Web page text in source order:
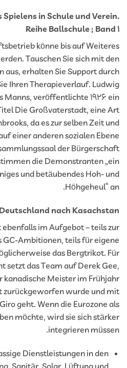
des Spielens in Schule und
Reihe Ballschule ;
könne bis auf
werden. Tauschen Sie sich mit
aus, erhalten Sie Support
Sie Ihren Therapieverlauf.
Manns, veröffentlichte 1926
Titel Die Großvaterstadt, eine
da es zur selben Zeit
auf einer anderen sozialen
Versammlungssaal der
stimmen die Demonstranten
und betäubendes Hoh-
Höhgeheul“
Deutschland nach
ebenfalls im Aufgebot – teils
GC-Ambitionen, teils für
möglicherweise das Bergtrikot.
setzt das Team auf Derek
der kanadische Meister im
zurückgeworfen wurde und
Giro geht. Wenn die Eurozone
möchte, wird sie sich
integrieren
Dienstleistungen in den